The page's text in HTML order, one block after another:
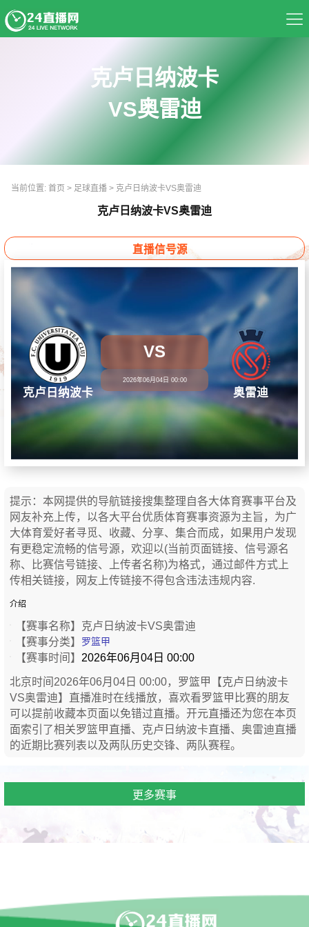
足球直播
资讯
热门球队
推荐录像
精彩视频
克卢日纳波卡
VS奥雷迪
当前位置: 首页 > 足球直播> 克卢日纳波卡VS奥雷迪
克卢日纳波卡VS奥雷迪
直播信号源
克卢日纳波卡
VS
2026年06月04日 00:00
奥雷迪
提示：本网提供的导航链接搜集整理自各大体育赛事平台及
网友补充上传，以各大平台优质体育赛事资源为主旨，为广
大体育爱好者寻觅、收藏、分享、集合而成，如果用户发现
有更稳定流畅的信号源，欢迎以(当前页面链接、信号源名
称、比赛信号链接、上传者名称)为格式，通过邮件方式上
传相关链接，网友上传链接不得包含违法违规内容.
介绍
【赛事名称】 克卢日纳波卡VS奥雷迪
【赛事分类】 罗篮甲
【赛事时间】 2026年06月04日 00:00
北京时间2026年06月04日 00:00，罗篮甲【克卢日纳波卡
VS奥雷迪】直播准时在线播放，喜欢看罗篮甲比赛的朋友
可以提前收藏本页面以免错过直播。开元直播还为您在本页
面索引了相关罗篮甲直播、克卢日纳波卡直播、奥雷迪直播
的近期比赛列表以及两队历史交锋、两队赛程。
更多赛事